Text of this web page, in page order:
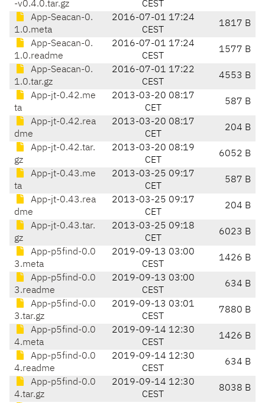
-v0.4.0.tar.gz CEST
App-Seacan-0.
1.0.meta
2016-07-01 17:24
CEST
1817 B
App-Seacan-0.
1.0.readme
2016-07-01 17:24
CEST
1577 B
App-Seacan-0.
1.0.tar.gz
2016-07-01 17:22
CEST
4553 B
App-jt-0.42.me
ta
2013-03-20 08:17
CET
587 B
App-jt-0.42.rea
dme
2013-03-20 08:17
CET
204 B
App-jt-0.42.tar.
gz
2013-03-20 08:19
CET
6052 B
App-jt-0.43.me
ta
2013-03-25 09:17
CET
587 B
App-jt-0.43.rea
dme
2013-03-25 09:17
CET
204 B
App-jt-0.43.tar.
gz
2013-03-25 09:18
CET
6023 B
App-p5find-0.0
3.meta
2019-09-13 03:00
CEST
1426 B
App-p5find-0.0
3.readme
2019-09-13 03:00
CEST
634 B
App-p5find-0.0
3.tar.gz
2019-09-13 03:01
CEST
7880 B
App-p5find-0.0
4.meta
2019-09-14 12:30
CEST
1426 B
App-p5find-0.0
4.readme
2019-09-14 12:30
CEST
634 B
App-p5find-0.0
4.tar.gz
2019-09-14 12:30
CEST
8038 B